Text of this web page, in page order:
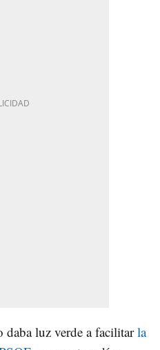
daba luz verde a facilitarla